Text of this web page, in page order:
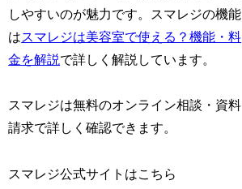
しやすいのが魅力です。スマレジの機能
はスマレジは美容室で使える？機能・料
金を解説で詳しく解説しています。
スマレジは無料のオンライン相談・資料
請求で詳しく確認できます。
スマレジ公式サイトはこちら